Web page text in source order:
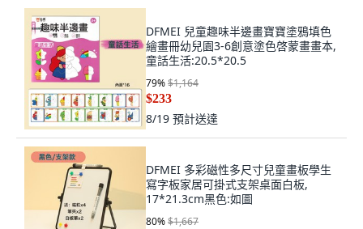
DFMEI 兒童趣味半邊畫寶寶塗鴉填色
繪畫冊幼兒園3-6創意塗色啓蒙畫畫本,
童話生活:20.5*20.5
79%$1,164
$233
8/19 預計送達
DFMEI 多彩磁性多尺寸兒童畫板學生
寫字板家居可掛式支架桌面白板,
17*21.3cm黑色:如圖
80%$1,667